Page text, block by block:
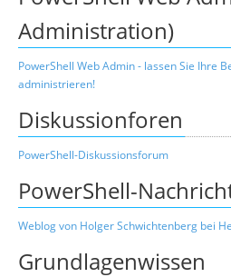
Administration)
PowerShell Web Admin - lassen Sie Ihre
administrieren!
Diskussionforen
PowerShell-Diskussionsforum
PowerShell-
Weblog von Holger Schwichtenberg bei
Grundlagenwissen